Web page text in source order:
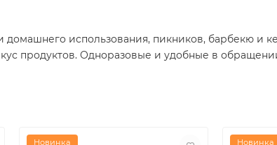
домашнего использования, пикников, барбекю и
продуктов. Одноразовые и удобные в
Новинка Новинка